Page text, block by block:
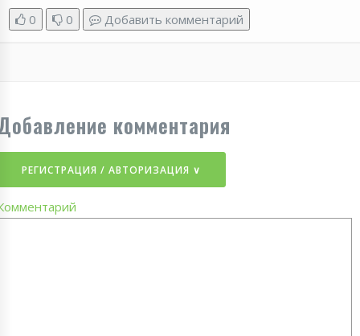
0 0 Добавить комментарий
комментария
РЕГИСТРАЦИЯ / АВТОРИЗАЦИЯ ∨